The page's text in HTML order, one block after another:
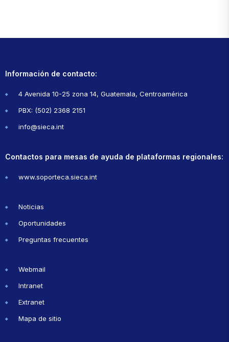
Información de contacto:
4 Avenida 10-25 zona 14, Guatemala, Centroamérica
PBX: (502) 2368 2151
info@sieca.int
Contactos para mesas de ayuda de plataformas regionales:
www.soporteca.sieca.int
Noticias
Oportunidades
Preguntas frecuentes
Webmail
Intranet
Extranet
Mapa de sitio